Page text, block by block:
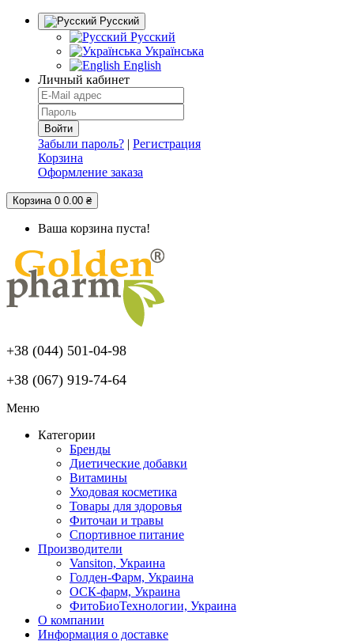
Русский
Русский
Українська
English
Личный кабинет
Забыли пароль? | Регистрация
Корзина
Оформление заказа
Корзина 0 0.00 ₴
Ваша корзина пуста!
+38 (044) 501-04-98
+38 (067) 919-74-64
Меню
Категории
Бренды
Диетические добавки
Витамины
Уходовая косметика
Товары для здоровья
Фиточаи и травы
Спортивное питание
Производители
Vansiton, Украина
Голден-Фарм, Украина
ОСК-фарм, Украина
ФитоБиоТехнологии, Украина
О компании
Информация о доставке